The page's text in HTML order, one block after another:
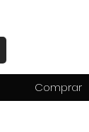
Comprar